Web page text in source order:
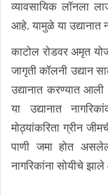
व्यावसायिक लॉनला
आहे. यामुळे या उद्यानात
काटोल रोडवर अमृत
जागृती कॉलनी उद्यान
उद्यानात करण्यात आली
या उद्यानात
मोठ्यांकरिता ग्रीन
पाणी जमा होत
नागरिकांना सोयीचे